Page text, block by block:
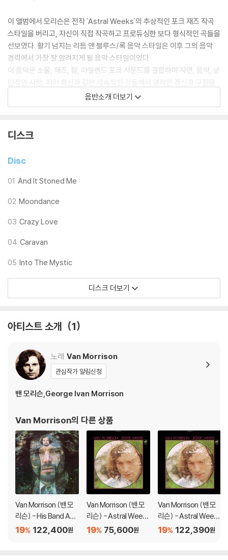
이 앨범에서 모리슨은 전작 'Astral Weeks'의 추상적인 포크 재즈 작곡
스타일을 버리고, 자신이 직접 작곡하고 프로듀싱한 보다 형식적인 곡들을
선보였다. 활기 넘치는 리듬 앤 블루스/록 음악 스타일은 이후 그의 음악
경력에서 가장 잘 알려지게 될 음악 스타일이었다.
이 음악은 소울, 재즈, 팝, 아일랜드 포크 사운드를 결합하여 자연, 음악, 낭
만적인 사랑, 자아 확신과 같은 세속적인 것들에서 영적인 갱신과 구원을
찾는 것에 대한 노래들을 담았다.
데 기여했으며, 타이틀곡을 포함한 여러 곡들은 1970년대 초 FM 라디오
Moondance가 120위에 올랐다. 매튜 루트한스가 마스터링 랩에서 DSD
로 마스터링하고, 마스터링 랩의 아날로그 진공관 시스템을 통해 EQ 작업
영감 넘치는 모습을 느껴보세요!
어쿠스틱 사운드 40 시리즈의 일부로, 어쿠스틱 사운드 40주년을 기념하
여 40개의 타이틀을 출시한다. 하이브리드 스테레오 SACD, 매튜 루트한
앨범 500선 120위!
음반소개 더보기
디스크
Disc
01 And It Stoned Me
02 Moondance
03 Crazy Love
04 Caravan
05 Into The Mystic
디스크 더보기
아티스트 소개 1
노래 Van Morrison
관심작가 알림신청
밴 모리슨,George Ivan Morrison
Van Morrison의 다른 상품
Van Morrison (밴 모
리슨) - His Band And
The Street Choir [2L
122,400원
19%
Van Morrison (밴 모
리슨) - Astral Week
s [SACD Hybrid]
75,600원
19%
Van Morrison (밴 모
리슨) - Astral Week
s [2LP]122,390원
19%